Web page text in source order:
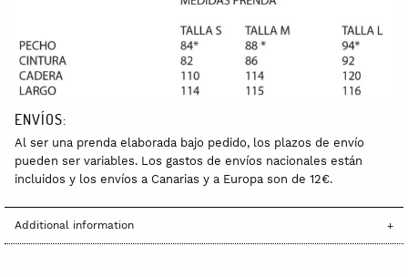
ENVÍOS:
Al ser una prenda elaborada bajo pedido, los plazos de envío
pueden ser variables. Los gastos de envíos nacionales están
incluidos y los envíos a Canarias y a Europa son de 12€.
Additional information